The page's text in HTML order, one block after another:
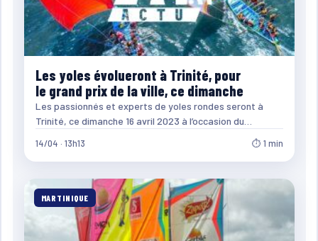
Les yoles évolueront à Trinité, pour
le grand prix de la ville, ce dimanche
Les passionnés et experts de yoles rondes seront à
Trinité, ce dimanche 16 avril 2023 à l’occasion du…
14/04 · 13h13 ⏱ 1 min
MARTINIQUE